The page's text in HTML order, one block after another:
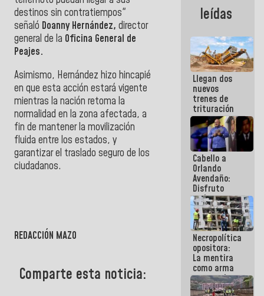
destinos sin contratiempos"
señaló Doanny Hernández, director
general de la Oficina General de
Peajes.
Asimismo, Hernández hizo hincapié
en que esta acción estará vigente
mientras la nación retoma la
normalidad en la zona afectada, a
fin de mantener la movilización
fluida entre los estados, y
garantizar el traslado seguro de los
ciudadanos.
REDACCIÓN MAZO
Comparte esta noticia:
Pueblo
leídas
Llegan dos
nuevos
trenes de
trituración
para
optimizar
manejo de
escombros
en La Guaira
Cabello a
Orlando
Avendaño:
Disfruto
cada vez
que escribes
porque lo
que haces
es
embarrarla
Necropolítica
opositora:
La mentira
como arma
contra el
Pueblo